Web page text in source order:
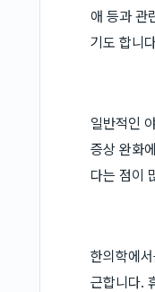
애 등과 관
기도 합니
일반적인
증상 완화
다는 점이
한의학에
근합니다.